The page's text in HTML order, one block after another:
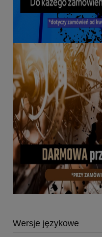
Wersje językowe